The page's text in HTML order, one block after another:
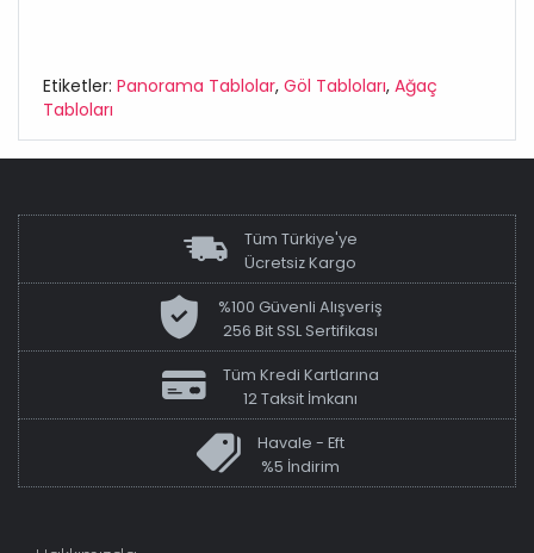
Etiketler: Panorama Tablolar, Göl Tabloları, Ağaç
Tabloları
Tüm Türkiye'ye
Ücretsiz Kargo
%100 Güvenli Alışveriş
256 Bit SSL Sertifikası
Tüm Kredi Kartlarına
12 Taksit İmkanı
Havale - Eft
%5 İndirim